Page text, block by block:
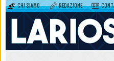
CHI SIAMO REDAZIONE